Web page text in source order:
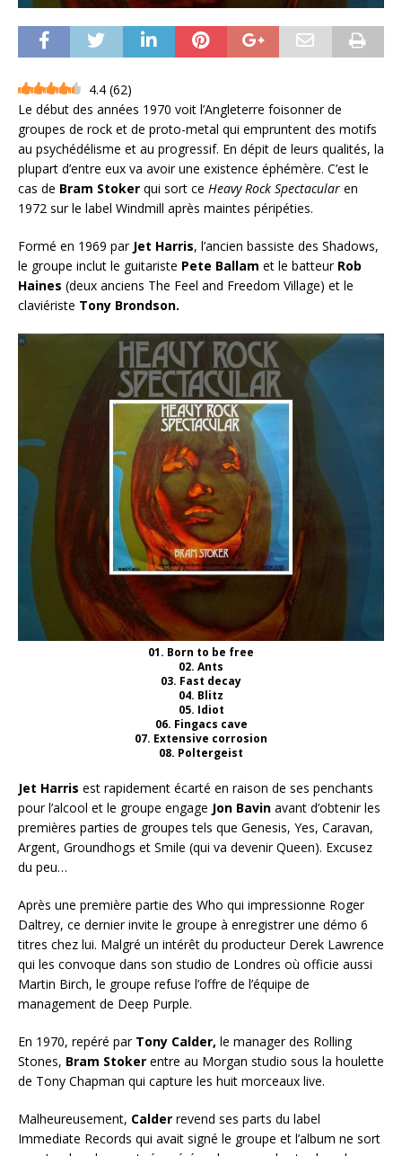
4.4 (62)
Le début des années 1970 voit l’Angleterre foisonner de
groupes de rock et de proto-metal qui empruntent des motifs
au psychédélisme et au progressif. En dépit de leurs qualités, la
plupart d’entre eux va avoir une existence éphémère. C’est le
cas de Bram Stoker qui sort ce Heavy Rock Spectacular en
1972 sur le label Windmill après maintes péripéties.
Formé en 1969 par Jet Harris, l’ancien bassiste des Shadows,
le groupe inclut le guitariste Pete Ballam et le batteur Rob
Haines (deux anciens The Feel and Freedom Village) et le
claviériste Tony Brondson.
01. Born to be free
02. Ants
03. Fast decay
04. Blitz
05. Idiot
06. Fingacs cave
07. Extensive corrosion
08. Poltergeist
Jet Harris est rapidement écarté en raison de ses penchants
pour l’alcool et le groupe engage Jon Bavin avant d’obtenir les
premières parties de groupes tels que Genesis, Yes, Caravan,
Argent, Groundhogs et Smile (qui va devenir Queen). Excusez
du peu…
Après une première partie des Who qui impressionne Roger
Daltrey, ce dernier invite le groupe à enregistrer une démo 6
titres chez lui. Malgré un intérêt du producteur Derek Lawrence
qui les convoque dans son studio de Londres où officie aussi
Martin Birch, le groupe refuse l’offre de l’équipe de
management de Deep Purple.
En 1970, repéré par Tony Calder, le manager des Rolling
Stones, Bram Stoker entre au Morgan studio sous la houlette
de Tony Chapman qui capture les huit morceaux live.
Malheureusement, Calder revend ses parts du label
Immediate Records qui avait signé le groupe et l’album ne sort